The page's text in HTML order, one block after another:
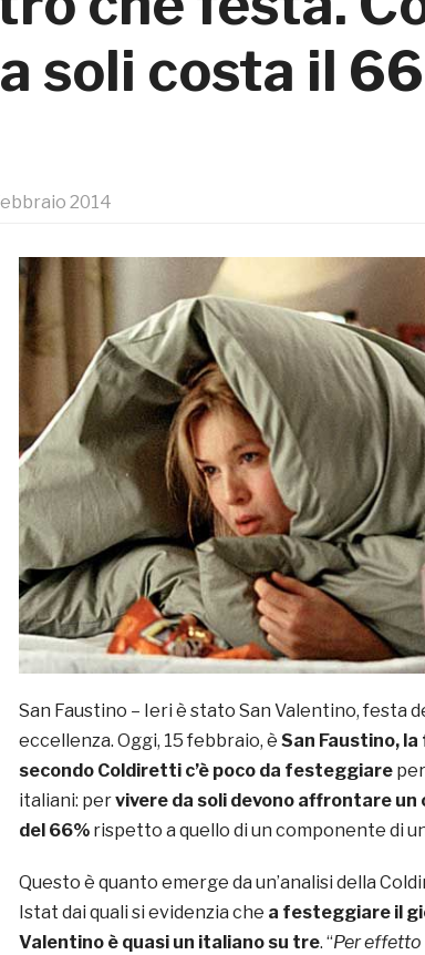
soli costa il
2014
San Faustino – Ieri è stato San Valentino, festa
eccellenza. Oggi, 15 febbraio, è San Faustino,
secondo Coldiretti c’è poco da festeggiare
italiani: pervivere da soli devono affrontare un
del 66% rispetto a quello di un componente di
Questo è quanto emerge da un’analisi della
Istat dai quali si evidenzia che a festeggiare il
Valentino è quasi un italiano su tre. “Per effetto